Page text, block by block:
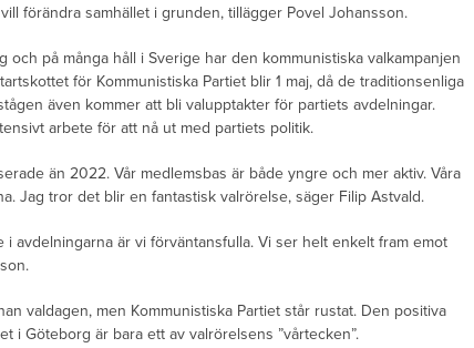
förändra samhället i grunden, tillägger Povel Johansson.
och på många håll i Sverige har den kommunistiska valkampanjen
för Kommunistiska Partiet blir 1 maj, då de traditionsenliga
även kommer att bli valupptakter för partiets avdelningar.
arbete för att nå ut med partiets politik.
än 2022. Vår medlemsbas är både yngre och mer aktiv. Våra
Jag tror det blir en fantastisk valrörelse, säger Filip Astvald.
avdelningarna är vi förväntansfulla. Vi ser helt enkelt fram emot
valdagen, men Kommunistiska Partiet står rustat. Den positiva
i Göteborg är bara ett av valrörelsens ”vårtecken”.